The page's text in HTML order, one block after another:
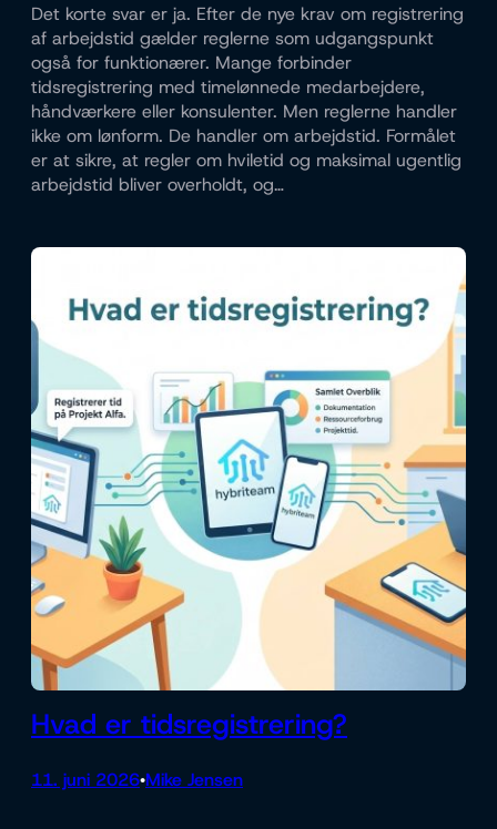
Det korte svar er ja. Efter de nye krav om registrering
af arbejdstid gælder reglerne som udgangspunkt
også for funktionærer. Mange forbinder
tidsregistrering med timelønnede medarbejdere,
håndværkere eller konsulenter. Men reglerne handler
ikke om lønform. De handler om arbejdstid. Formålet
er at sikre, at regler om hviletid og maksimal ugentlig
arbejdstid bliver overholdt, og…
Hvad er tidsregistrering?
11. juni 2026•Mike Jensen